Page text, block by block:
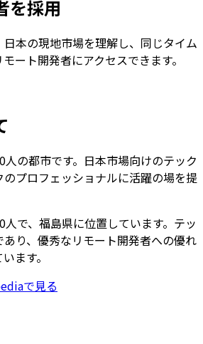
を採用
本の現地市場を理解し、同じタイム
ート開発者にアクセスできます。
の都市です。日本市場向けのテック
プロフェッショナルに活躍の場を提
人で、 福島県に位置しています。テッ
り、優秀なリモート開発者への優れ
ます。
で見る